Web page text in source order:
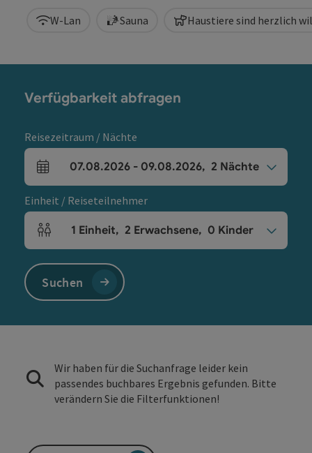
W-Lan Sauna Haustiere sind herzlich
Verfügbarkeit abfragen
Reisezeitraum / Nächte
An- und Abreisefelder
07.08.2026 - 09.08.2026, 2 Nächte
Einheit / Reiseteilnehmer
Einheitenanzahl und Personenfelder
1 Einheit, 2 Erwachsene, 0 Kinder
Suchen
Wir haben für die Suchanfrage leider kein
passendes buchbares Ergebnis gefunden. Bitte
verändern Sie die Filterfunktionen!